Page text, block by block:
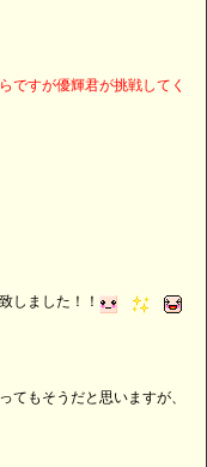
ですが優輝君が挑戦してく
しました！！
てもそうだと思いますが、